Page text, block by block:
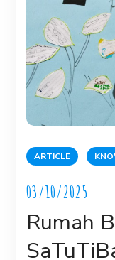
ARTICLE
03/10/2025
Rumah